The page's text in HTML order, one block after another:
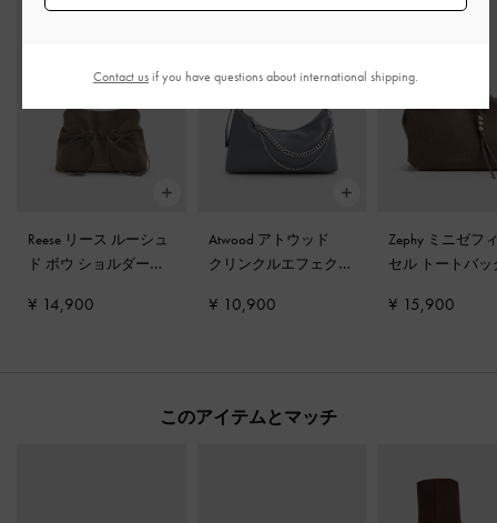
Reese リース ルーシュ
ド ボウ ショルダーバ
¥ 14,900
Atwood アトウッド
クリンクルエフェクト
ッドホーボーバッグ
¥ 10,900
Zephy ミニゼフ
セル トートバ
¥ 15,900
このアイテムとマッチ
Contact usif you have questions about international shipping.